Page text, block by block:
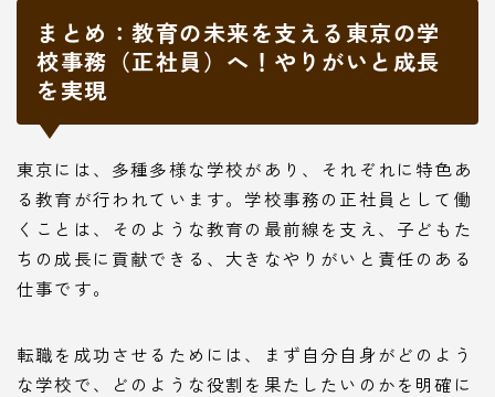
まとめ：教育の未来を支える東京の学
校事務（正社員）へ！やりがいと成長
を実現
東京には、多種多様な学校があり、それぞれに特色あ
る教育が行われています。学校事務の正社員として働
くことは、そのような教育の最前線を支え、子どもた
ちの成長に貢献できる、大きなやりがいと責任のある
仕事です。
転職を成功させるためには、まず自分自身がどのよう
な学校で、どのような役割を果たしたいのかを明確に